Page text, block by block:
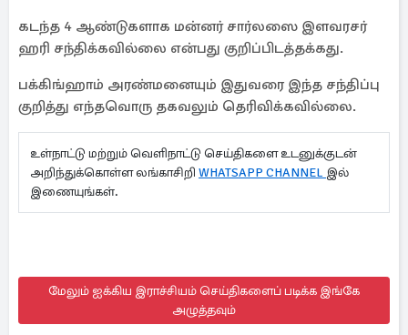
கடந்த 4 ஆண்டுகளாக மன்னர் சார்லஸை இளவரசர்
ஹரி சந்திக்கவில்லை என்பது குறிப்பிடத்தக்கது.
பக்கிங்ஹாம் அரண்மனையும் இதுவரை இந்த சந்திப்பு
குறித்து எந்தவொரு தகவலும் தெரிவிக்கவில்லை.
உள்நாட்டு மற்றும் வெளிநாட்டு செய்திகளை உடனுக்குடன்
அறிந்துக்கொள்ள லங்காசிறி WHATSAPP CHANNEL இல்
இணையுங்கள்.
மேலும் ஐக்கிய இராச்சியம் செய்திகளைப் படிக்க இங்கே
அழுத்தவும்